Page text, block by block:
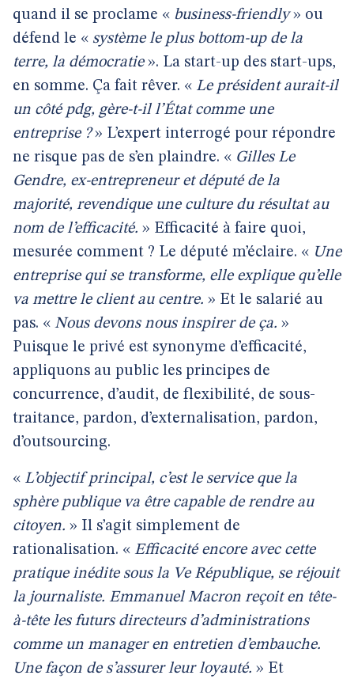
quand il se proclame « business-friendly» ou
défend le « système le plus bottom-up de la
terre, la démocratie». La start-up des start-ups,
en somme. Ça fait rêver. « Le président aurait-il
un côté pdg, gère-t-il l’État comme une
entreprise ?» L’expert interrogé pour répondre
ne risque pas de s’en plaindre. « Gilles Le
Gendre, ex-entrepreneur et député de la
majorité, revendique une culture du résultat au
nom de l’efficacité. » Efficacité à faire quoi,
mesurée comment ? Le député m’éclaire. « Une
entreprise qui se transforme, elle explique qu’elle
va mettre le client au centre. » Et le salarié au
pas. « Nous devons nous inspirer de ça. »
Puisque le privé est synonyme d’efficacité,
appliquons au public les principes de
concurrence, d’audit, de flexibilité, de sous-
traitance, pardon, d’externalisation, pardon,
d’outsourcing.
« L’objectif principal, c’est le service que la
sphère publique va être capable de rendre au
citoyen. » Il s’agit simplement de
rationalisation. « Efficacité encore avec cette
pratique inédite sous la Ve République, se réjouit
la journaliste. Emmanuel Macron reçoit en tête-
à-tête les futurs directeurs d’administrations
comme un manager en entretien d’embauche.
Une façon de s’assurer leur loyauté. » Et